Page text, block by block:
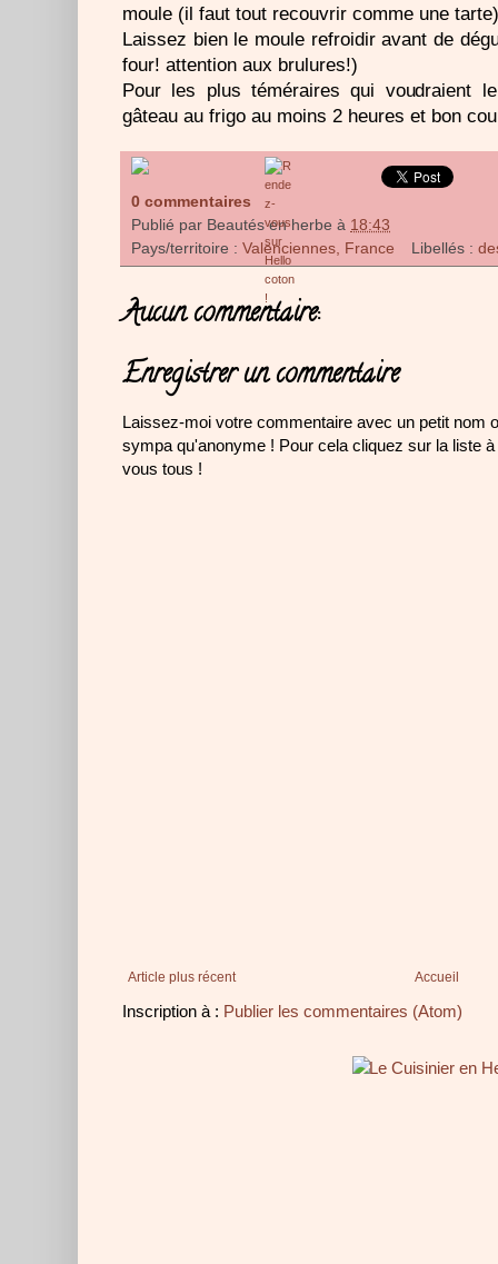
moule (il faut tout recouvrir comme une
Laissez bien le moule refroidir avant de
four! attention aux brulures!)
Pour les plus téméraires qui voudraient
gâteau au frigo au moins 2 heures et bon
0 commentaires
Publié par Beautés en herbe à 18:43
Pays/territoire : Valenciennes, France Libellés :
Aucun commentaire:
Enregistrer un commentaire
Laissez-moi votre commentaire avec un petit nom
sympa qu'anonyme ! Pour cela cliquez sur la liste
vous tous !
Article plus récent Accueil
Inscription à : Publier les commentaires (Atom)